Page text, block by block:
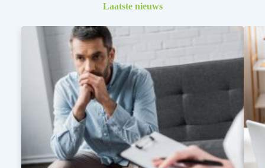
Laatste nieuws